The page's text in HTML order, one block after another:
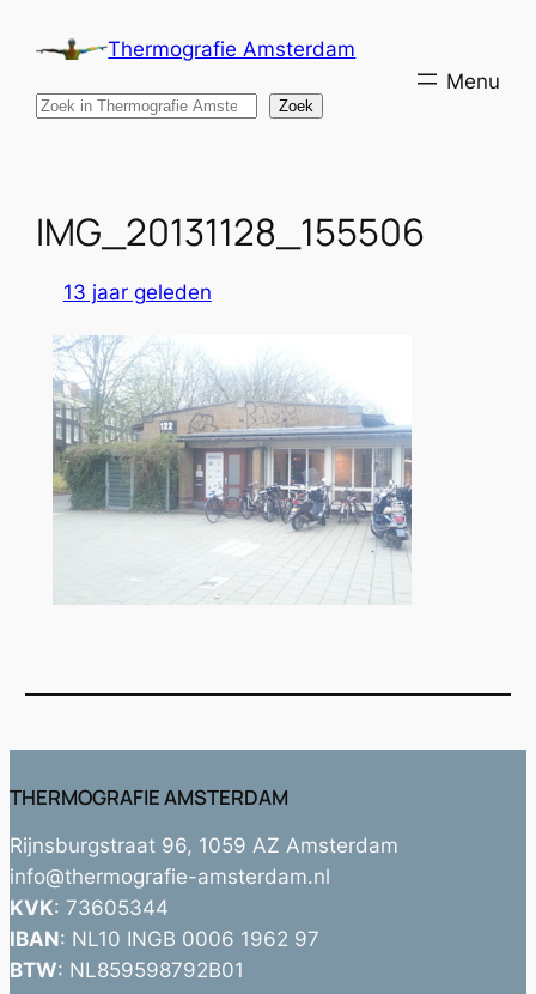
naar
inhoud
Thermografie Amsterdam
Search Zoek
IMG_20131128_155506
13 jaar geleden
THERMOGRAFIE AMSTERDAM
Rijnsburgstraat 96, 1059 AZ Amsterdam
info@thermografie-amsterdam.nl
KVK: 73605344
IBAN: NL10 INGB 0006 1962 97
BTW: NL859598792B01